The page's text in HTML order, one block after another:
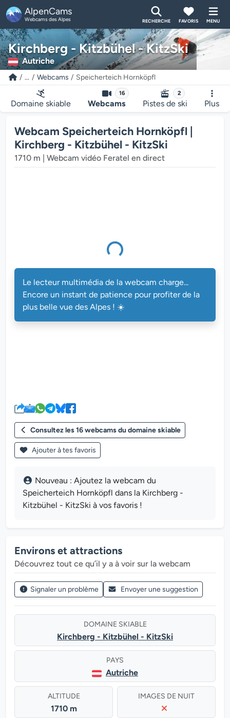
AlpenCams
Webcams des Alpes RECHERCHE FAVORIS MENU
Kirchberg - Kitzbühel - KitzSki
Autriche
... Webcams Speicherteich Hornköpfl
Domaine skiable
16
Webcams
2
Pistes de ski Plus
Webcam Speicherteich Hornköpfl |
Kirchberg - Kitzbühel - KitzSki
1710 m | Webcam vidéo Feratel en direct
de la webcam charge...
Le lecteur multimédia de la webcam charge...
Encore un instant de patience pour profiter de la
plus belle vue des Alpes ! ☀️
Consultez les 16 webcams du domaine skiable
Ajouter à tes favoris
Nouveau : Ajoutez la webcam du
Speicherteich Hornköpfl dans la Kirchberg -
Kitzbühel - KitzSki à vos favoris !
Environs et attractions
Découvrez tout ce qu’il y a à voir sur la webcam
Signaler un problème Envoyer une suggestion
DOMAINE SKIABLE
Kirchberg - Kitzbühel - KitzSki
PAYS
Autriche
ALTITUDE
1710 m
IMAGES DE NUIT